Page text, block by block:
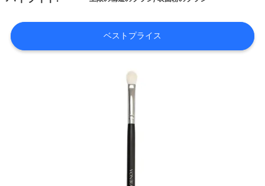
旅
行
ベストプライス